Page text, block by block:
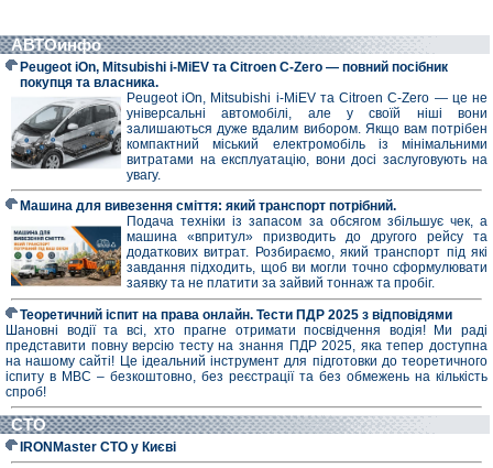
АВТОинфо
Peugeot iOn, Mitsubishi i-MiEV та Citroen C-Zero — повний посібник
покупця та власника.
Peugeot iOn, Mitsubishi i-MiEV та Citroen C-Zero — це не
універсальні автомобілі, але у своїй ніші вони
залишаються дуже вдалим вибором. Якщо вам потрібен
компактний міський електромобіль із мінімальними
витратами на експлуатацію, вони досі заслуговують на
увагу.
Машина для вивезення сміття: який транспорт потрібний.
Подача техніки із запасом за обсягом збільшує чек, а
машина «впритул» призводить до другого рейсу та
додаткових витрат. Розбираємо, який транспорт під які
завдання підходить, щоб ви могли точно сформулювати
заявку та не платити за зайвий тоннаж та пробіг.
Теоретичний іспит на права онлайн. Тести ПДР 2025 з відповідями
Шановні водії та всі, хто прагне отримати посвідчення водія! Ми раді
представити повну версію тесту на знання ПДР 2025, яка тепер доступна
на нашому сайті! Це ідеальний інструмент для підготовки до теоретичного
іспиту в МВС – безкоштовно, без реєстрації та без обмежень на кількість
спроб!
СТО
IRONMaster СТО у Києві